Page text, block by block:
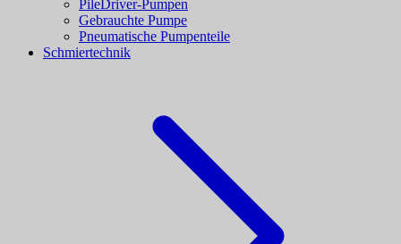
PileDriver-Pumpen
Gebrauchte Pumpe
Pneumatische Pumpenteile
Schmiertechnik